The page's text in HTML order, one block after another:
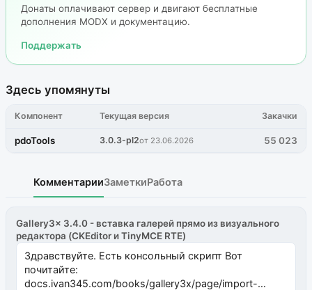
Донаты оплачивают сервер и двигают бесплатные
дополнения MODX и документацию.
Поддержать
Здесь упомянуты
Компонент Текущая версия Закачки
pdoTools 3.0.3-pl2от 23.06.2026 55 023
КомментарииЗаметкиРабота
Gallery3x 3.4.0 - вставка галерей прямо из визуального
редактора (CKEditor и TinyMCE RTE)
Здравствуйте. Есть консольный скрипт Вот
почитайте:
docs.ivan345.com/books/gallery3x/page/import-